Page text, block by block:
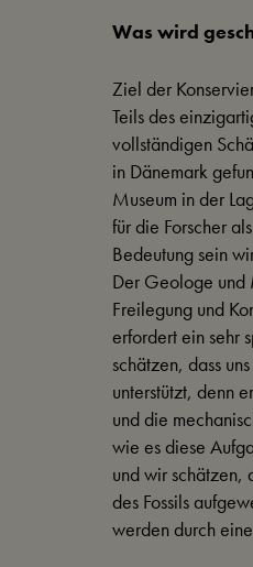
Was wird
Ziel der
Teils des
vollständigen
in Dänemark
Museum in der
für die Forscher
Bedeutung sein
Der Geologe und
Freilegung und
erfordert ein sehr
schätzen, dass
unterstützt, denn
und die
wie es diese
und wir schätzen,
des Fossils
werden durch